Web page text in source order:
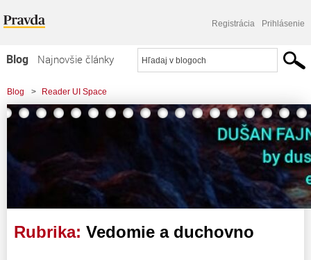
Registrácia Prihlásenie
Blog
Najnovšie články
Najčítanejšie články
Najkomentovanejšie články
Komerčné blogy
Blog > Reader UI Space
Rubrika: Vedomie a duchovno